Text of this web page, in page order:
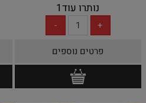
נותרו עוד1
פרטים נוספים